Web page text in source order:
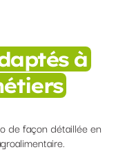
à
de façon détaillée en